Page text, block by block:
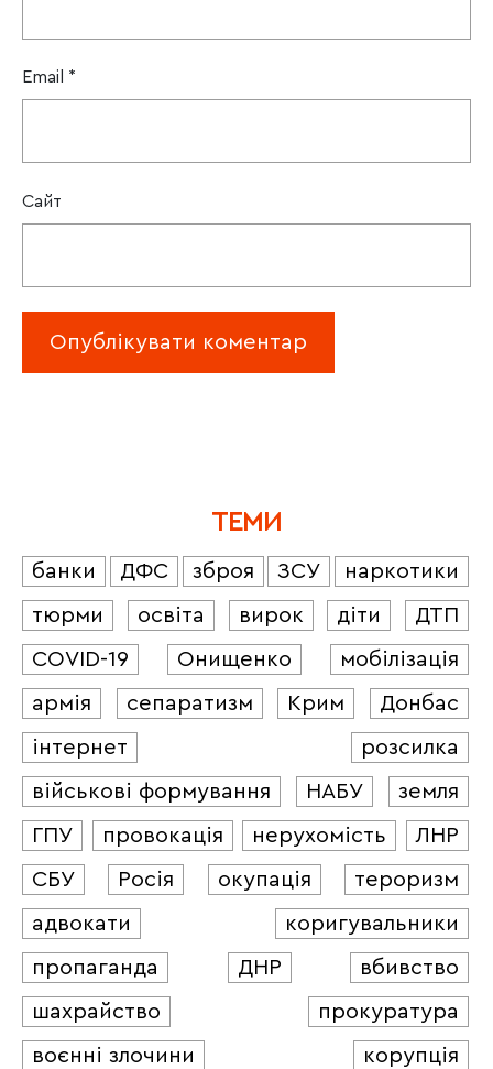
Email *
Сайт
ТЕМИ
банки ДФС зброя ЗСУ
наркотики
тюрми
освіта вирок діти
ДТП
COVID-19
Онищенко
мобілізація
армія
сепаратизм Крим
Донбас
інтернет
розсилка
військові формування
НАБУ
земля
ГПУ
провокація нерухомість
ЛНР
СБУ
Росія окупація
тероризм
адвокати
коригувальники
пропаганда
ДНР
вбивство
шахрайство
прокуратура
воєнні злочини
корупція